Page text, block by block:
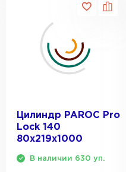
Цилиндр PAROC Pro
Lock 140
80х219х1000
В наличии 630 уп.